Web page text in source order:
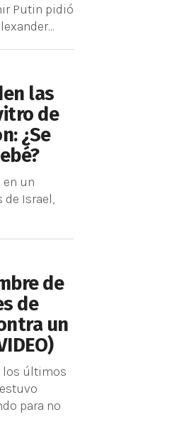
Putin pidió
las
de
¿Se
en un
de Israel,
de
de
un
los últimos
para no